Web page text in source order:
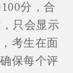
分，合
只会显示
考生在面
保每个评